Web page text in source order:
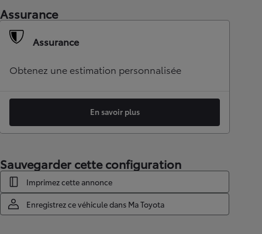
Assurance
Assurance
Obtenez une estimation personnalisée
En savoir plus
Sauvegarder cette configuration
Imprimez cette annonce
Enregistrez ce véhicule dans Ma Toyota